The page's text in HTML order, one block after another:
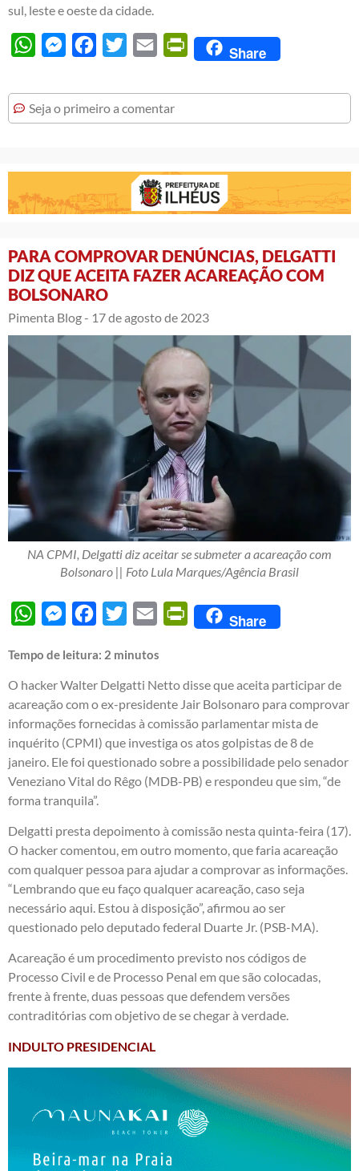
sul, leste e oeste da cidade.
WhatsAppMessengerFacebook
Twitter Email PrintFriendly
Share
Seja o primeiro a comentar
PARA COMPROVAR DENÚNCIAS, DELGATTI
DIZ QUE ACEITA FAZER ACAREAÇÃO COM
BOLSONARO
Pimenta Blog - 17 de agosto de 2023
NA CPMI, Delgatti diz aceitar se submeter a acareação com
Bolsonaro || Foto Lula Marques/Agência Brasil
WhatsAppMessengerFacebook
Twitter Email PrintFriendly
Share
Tempo de leitura: 2 minutos
O hacker Walter Delgatti Netto disse que aceita participar de
acareação com o ex-presidente Jair Bolsonaro para comprovar
informações fornecidas à comissão parlamentar mista de
inquérito (CPMI) que investiga os atos golpistas de 8 de
janeiro. Ele foi questionado sobre a possibilidade pelo senador
Veneziano Vital do Rêgo (MDB-PB) e respondeu que sim, “de
forma tranquila”.
Delgatti presta depoimento à comissão nesta quinta-feira (17).
O hacker comentou, em outro momento, que faria acareação
com qualquer pessoa para ajudar a comprovar as informações.
“Lembrando que eu faço qualquer acareação, caso seja
necessário aqui. Estou à disposição”, afirmou ao ser
questionado pelo deputado federal Duarte Jr. (PSB-MA).
Acareação é um procedimento previsto nos códigos de
Processo Civil e de Processo Penal em que são colocadas,
frente à frente, duas pessoas que defendem versões
contraditórias com objetivo de se chegar à verdade.
INDULTO PRESIDENCIAL